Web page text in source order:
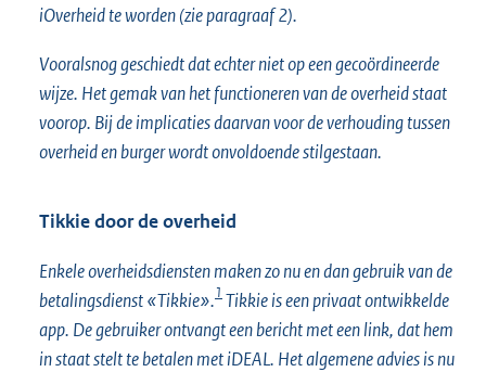
iOverheid te worden (zie paragraaf 2).
Vooralsnog geschiedt dat echter niet op een gecoördineerde
wijze. Het gemak van het functioneren van de overheid staat
voorop. Bij de implicaties daarvan voor de verhouding tussen
overheid en burger wordt onvoldoende stilgestaan.
Tikkie door de overheid
Enkele overheidsdiensten maken zo nu en dan gebruik van de
betalingsdienst «Tikkie».1 Tikkie is een privaat ontwikkelde
app. De gebruiker ontvangt een bericht met een link, dat hem
in staat stelt te betalen met iDEAL. Het algemene advies is nu